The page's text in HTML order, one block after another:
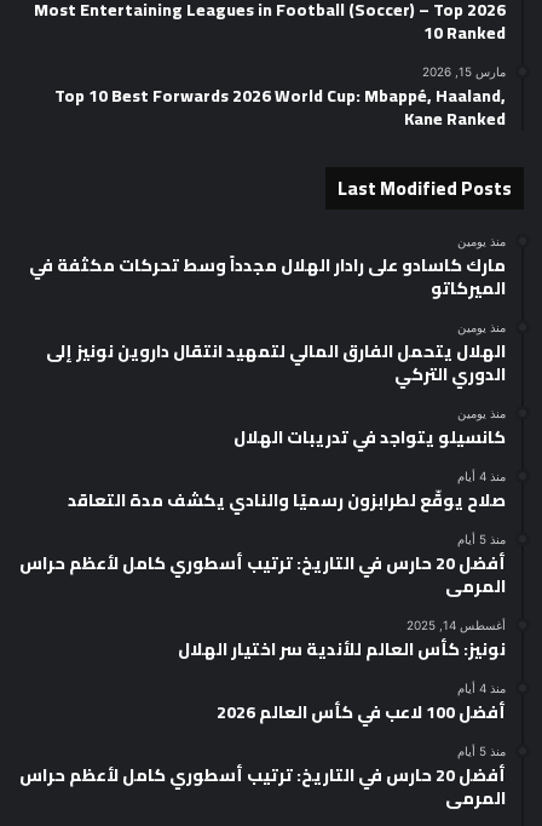
2026 Most Entertaining Leagues in Football (Soccer) – Top
10 Ranked
مارس 15, 2026
Top 10 Best Forwards 2026 World Cup: Mbappé, Haaland,
Kane Ranked
Last Modified Posts
منذ يومين
مارك كاسادو على رادار الهلال مجدداً وسط تحركات مكثفة في
الميركاتو
منذ يومين
الهلال يتحمل الفارق المالي لتمهيد انتقال داروين نونيز إلى
الدوري التركي
منذ يومين
كانسيلو يتواجد في تدريبات الهلال
منذ 4 أيام
صلاح يوقّع لطرابزون رسميًا والنادي يكشف مدة التعاقد
منذ 5 أيام
أفضل 20 حارس في التاريخ: ترتيب أسطوري كامل لأعظم حراس
المرمى
أغسطس 14, 2025
نونيز: كأس العالم للأندية سر اختيار الهلال
منذ 4 أيام
أفضل 100 لاعب في كأس العالم 2026
منذ 5 أيام
أفضل 20 حارس في التاريخ: ترتيب أسطوري كامل لأعظم حراس
المرمى